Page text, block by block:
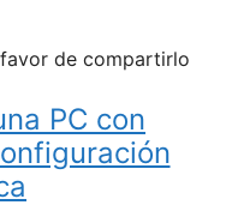
de compartirlo
PC con